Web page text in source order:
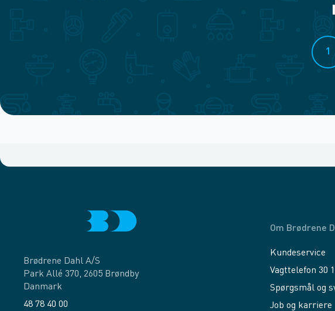
1
Brødrene Dahl A/S
Park Allé 370, 2605 Brøndby
Danmark
48 78 40 00
Om Brødrene
Kundeservice
Vagttelefon 30
Spørgsmål og
Job og karriere